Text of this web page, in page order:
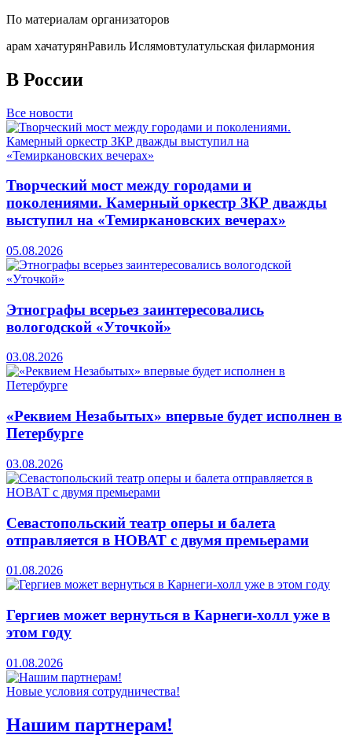
По материалам организаторов
арам хачатурянРавиль Ислямовтулатульская филармония
В России
Все новости
Творческий мост между городами и
поколениями. Камерный оркестр ЗКР дважды
выступил на «Темиркановских вечерах»
05.08.2026
Этнографы всерьез заинтересовались
вологодской «Уточкой»
03.08.2026
«Реквием Незабытых» впервые будет исполнен в
Петербурге
03.08.2026
Севастопольский театр оперы и балета
отправляется в НОВАТ с двумя премьерами
01.08.2026
Гергиев может вернуться в Карнеги-холл уже в
этом году
01.08.2026
Новые условия сотрудничества!
Нашим партнерам!